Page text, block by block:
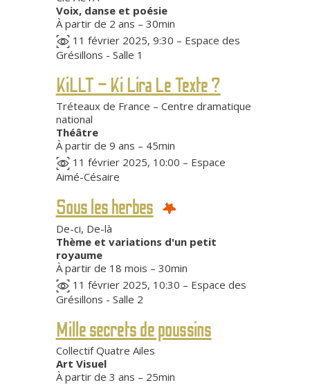
Voix, danse et poésie
À partir de 2 ans – 30min
11 février 2025, 9:30 – Espace des
Grésillons - Salle 1
KiLLT – Ki Lira Le Texte ?
Tréteaux de France – Centre dramatique
national
Théâtre
À partir de 9 ans – 45min
11 février 2025, 10:00 – Espace
Aimé-Césaire
Sous les herbes
De-ci, De-là
Thème et variations d'un petit
royaume
À partir de 18 mois – 30min
11 février 2025, 10:30 – Espace des
Grésillons - Salle 2
Mille secrets de poussins
Collectif Quatre Ailes
Art Visuel
À partir de 3 ans – 25min